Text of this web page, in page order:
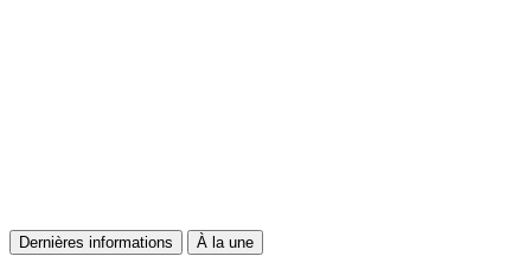
Dernières informations À la une